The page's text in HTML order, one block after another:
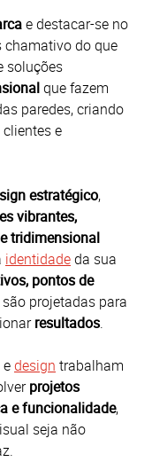
e destacar-se no
chamativo do que
soluções
que fazem
paredes, criando
clientes e
estratégico,
vibrantes,
tridimensional
identidadeda sua
pontos de
projetadas para
resultados.
edesign trabalham
projetos
e funcionalidade,
seja não